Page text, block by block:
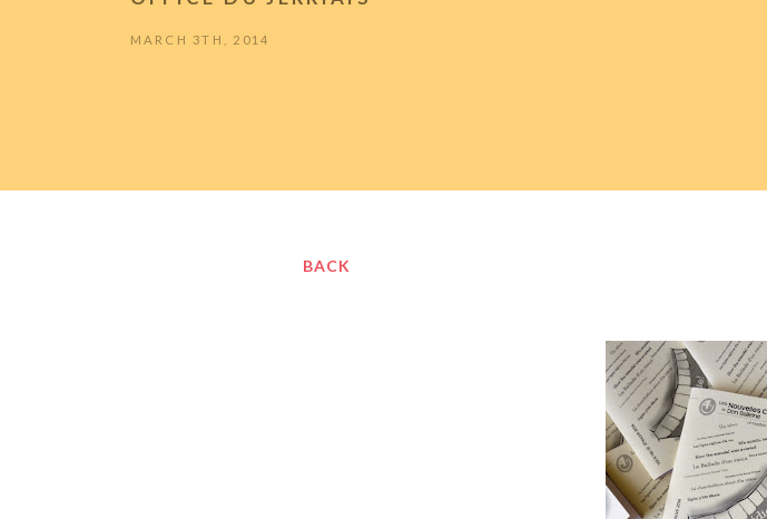
MARCH 3TH, 2014
BACK